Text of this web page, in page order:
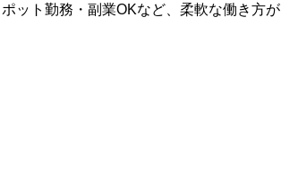
ット勤務・副業OKなど、柔軟な働き方が